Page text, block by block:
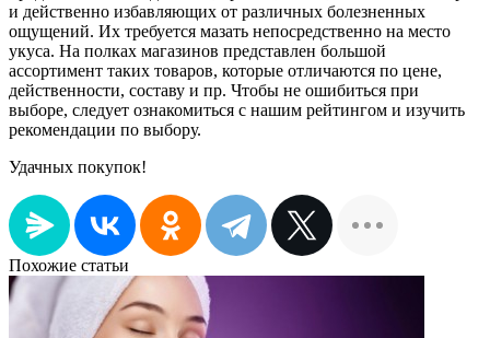
и действенно избавляющих от различных болезненных
ощущений. Их требуется мазать непосредственно на место
укуса. На полках магазинов представлен большой
ассортимент таких товаров, которые отличаются по цене,
действенности, составу и пр. Чтобы не ошибиться при
выборе, следует ознакомиться с нашим рейтингом и изучить
рекомендации по выбору.
Удачных покупок!
Похожие статьи